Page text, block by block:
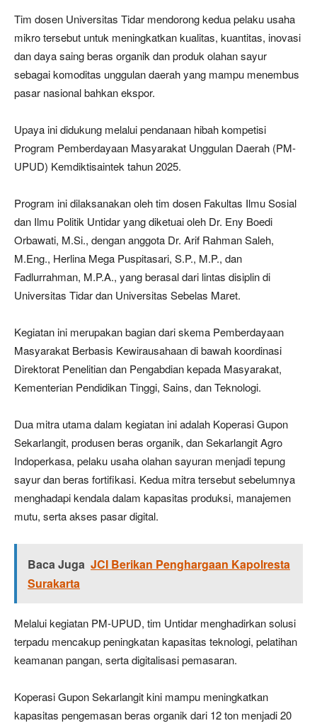
Tim dosen Universitas Tidar mendorong kedua pelaku usaha
mikro tersebut untuk meningkatkan kualitas, kuantitas, inovasi
dan daya saing beras organik dan produk olahan sayur
sebagai komoditas unggulan daerah yang mampu menembus
pasar nasional bahkan ekspor.
Upaya ini didukung melalui pendanaan hibah kompetisi
Program Pemberdayaan Masyarakat Unggulan Daerah (PM-
UPUD) Kemdiktisaintek tahun 2025.
Program ini dilaksanakan oleh tim dosen Fakultas Ilmu Sosial
dan Ilmu Politik Untidar yang diketuai oleh Dr. Eny Boedi
Orbawati, M.Si., dengan anggota Dr. Arif Rahman Saleh,
M.Eng., Herlina Mega Puspitasari, S.P., M.P., dan
Fadlurrahman, M.P.A., yang berasal dari lintas disiplin di
Universitas Tidar dan Universitas Sebelas Maret.
Kegiatan ini merupakan bagian dari skema Pemberdayaan
Masyarakat Berbasis Kewirausahaan di bawah koordinasi
Direktorat Penelitian dan Pengabdian kepada Masyarakat,
Kementerian Pendidikan Tinggi, Sains, dan Teknologi.
Dua mitra utama dalam kegiatan ini adalah Koperasi Gupon
Sekarlangit, produsen beras organik, dan Sekarlangit Agro
Indoperkasa, pelaku usaha olahan sayuran menjadi tepung
sayur dan beras fortifikasi. Kedua mitra tersebut sebelumnya
menghadapi kendala dalam kapasitas produksi, manajemen
mutu, serta akses pasar digital.
Baca Juga JCI Berikan Penghargaan Kapolresta
Surakarta
Melalui kegiatan PM-UPUD, tim Untidar menghadirkan solusi
terpadu mencakup peningkatan kapasitas teknologi, pelatihan
keamanan pangan, serta digitalisasi pemasaran.
Koperasi Gupon Sekarlangit kini mampu meningkatkan
kapasitas pengemasan beras organik dari 12 ton menjadi 20